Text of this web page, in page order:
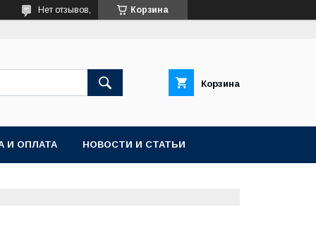
Корзина
Нет отзывов,
Корзина
И ОПЛАТА НОВОСТИ И СТАТЬИ